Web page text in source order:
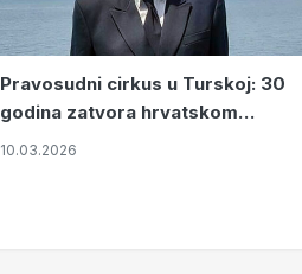
Pravosudni cirkus u Turskoj: 30
godina zatvora hrvatskom
kapetanu kojeg su sami pustili
10.03.2026